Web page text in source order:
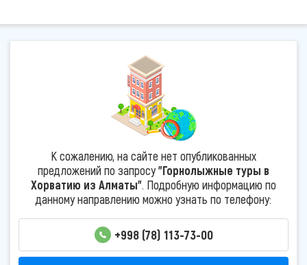
К сожалению, на сайте нет опубликованных
предложений по запросу"Горнолыжные туры в
Хорватию из Алматы". Подробную информацию по
данному направлению можно узнать по телефону:
+998 (78) 113-73-00